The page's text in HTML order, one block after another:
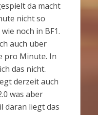
da macht
nicht so
noch in BF1.
auch über
pro Minute. In
das nicht.
derzeit auch
was aber
daran liegt das